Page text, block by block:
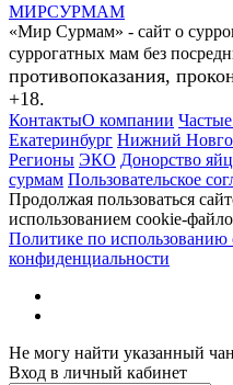
МИРСУРМАМ
«Мир Сурмам» - сайт о
суррогатных мам без
противопоказания,
+18.
КонтактыО компании
Екатеринбург Нижний
Регионы ЭКО Донорство
сурмам Пользовательское
Продолжая пользоваться
использованием cookie-
Политике по использованию
конфиденциальности
Не могу найти указанный
Вход в личный кабинет